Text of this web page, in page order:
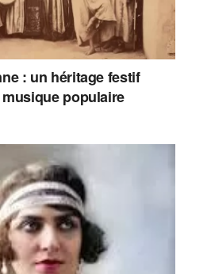
: un héritage festif
populaire